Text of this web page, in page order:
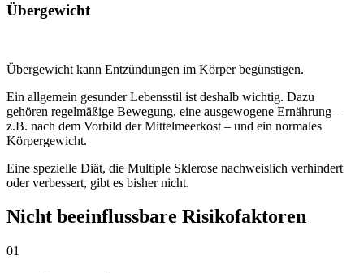
Übergewicht
Übergewicht kann Entzündungen im Körper begünstigen.
Ein allgemein gesunder Lebensstil ist deshalb wichtig. Dazu
gehören regelmäßige Bewegung, eine ausgewogene Ernährung –
z.B. nach dem Vorbild der Mittelmeerkost – und ein normales
Körpergewicht.
Eine spezielle Diät, die Multiple Sklerose nachweislich verhindert
oder verbessert, gibt es bisher nicht.
Nicht beeinflussbare Risikofaktoren
01